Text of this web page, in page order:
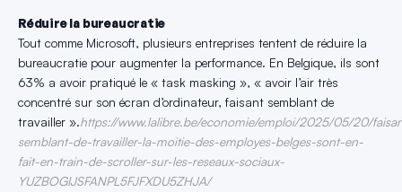
Réduire la bureaucratie
Tout comme Microsoft, plusieurs entreprises tentent de réduire la
bureaucratie pour augmenter la performance. En Belgique, ils sont
63% a avoir pratiqué le « task masking », « avoir l’air très
concentré sur son écran d’ordinateur, faisant semblant de
travailler ».https://www.lalibre.be/economie/emploi/2025/05/20/
semblant-de-travailler-la-moitie-des-employes-belges-sont-en-
fait-en-train-de-scroller-sur-les-reseaux-sociaux-
YUZBOGIJSFANPL5FJFXDU5ZHJA/